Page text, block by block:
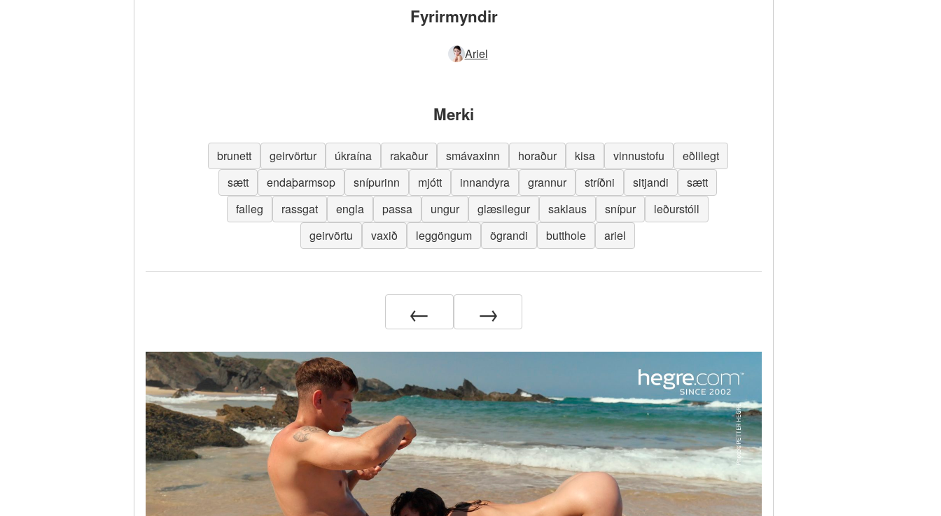
Fyrirmyndir
Ariel
Merki
brunett geirvörtur úkraína rakaður smávaxinn horaður kisa vinnustofu
eðlilegt
sætt
endaþarmsop snípurinn mjótt innandyra grannur stríðni sitjandi
sætt
falleg
rassgat engla passa ungur glæsilegur saklaus snípur
leðurstóll
geirvörtu
vaxið leggöngum ögrandi butthole ariel
← →